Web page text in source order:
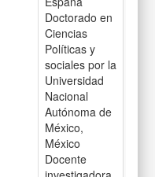
Doctorado en
Ciencias
Políticas y
sociales por la
Universidad
Nacional
Autónoma de
México,
México
Docente